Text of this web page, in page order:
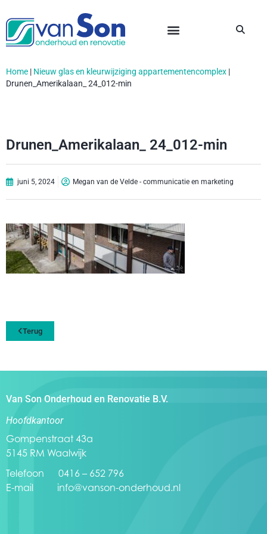
Home | Nieuw glas en kleurwijziging appartementencomplex |
Drunen_Amerikalaan_ 24_012-min
Drunen_Amerikalaan_ 24_012-min
juni 5, 2024 Megan van de Velde - communicatie en marketing
Terug
Van Son Onderhoud en Renovatie B.V.
Hoofdkantoor
Gompenstraat 43a
5145 RM Waalwijk
Telefoon 0416 – 652 796
E-mail info@vanson-onderhoud.nl